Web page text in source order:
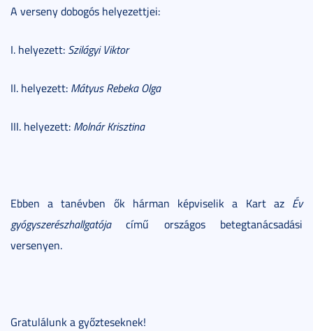
A verseny dobogós helyezettjei:
I. helyezett: Szilágyi Viktor
II. helyezett: Mátyus Rebeka Olga
III. helyezett: Molnár Krisztina
Ebben a tanévben ők hárman képviselik a Kart az Év
gyógyszerészhallgatójacímű országos betegtanácsadási
versenyen.
Gratulálunk a győzteseknek!